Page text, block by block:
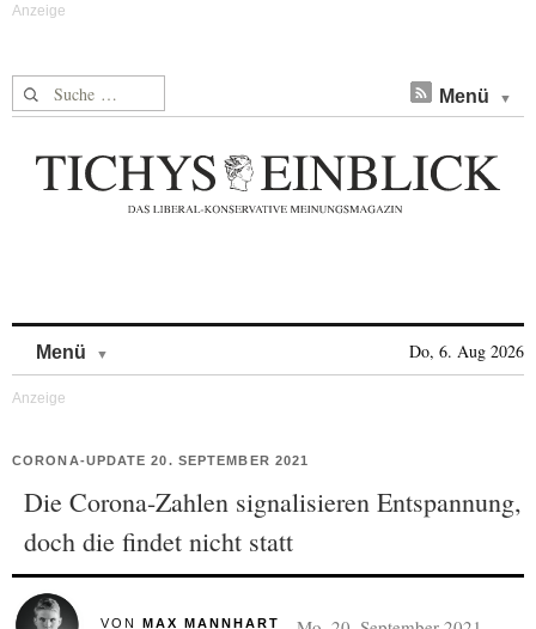
Suche nach: Menü
Menü Do, 6. Aug 2026
CORONA-UPDATE 20. SEPTEMBER 2021
Die Corona-Zahlen signalisieren Entspannung,
doch die findet nicht statt
VON MAX MANNHART